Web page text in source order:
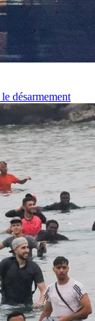
désarmement